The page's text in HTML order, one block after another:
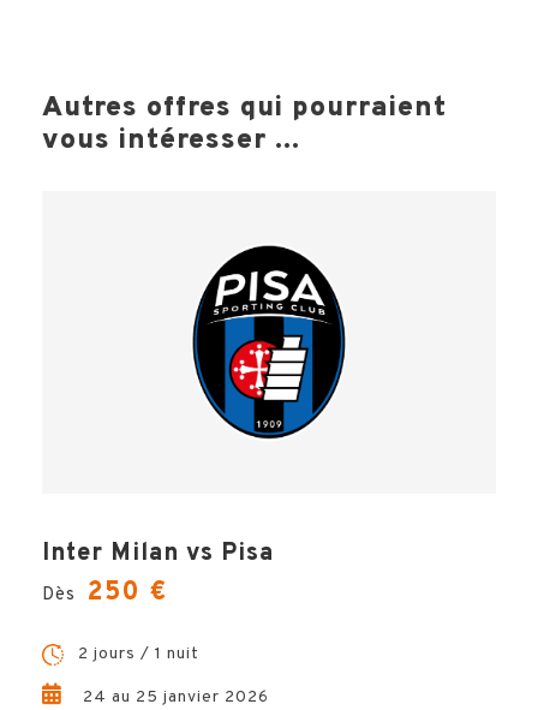
Autres offres qui pourraient
vous intéresser ...
Inter Milan vs Pisa
Dès 250 €
2 jours / 1 nuit
24 au 25 janvier 2026